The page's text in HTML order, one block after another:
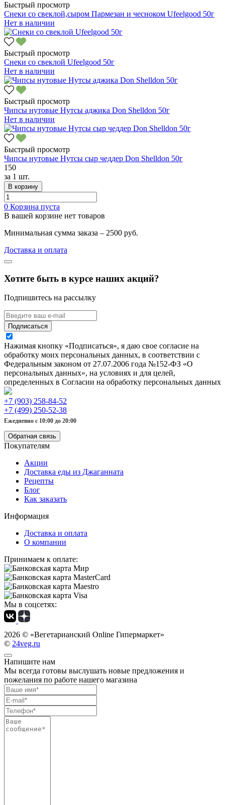
Быстрый просмотр
Снеки со свеклой,сыром Пармезан и чесноком Ufeelgood 50г
Нет в наличии
Быстрый просмотр
Снеки со свеклой Ufeelgood 50г
Нет в наличии
Быстрый просмотр
Чипсы нутовые Нутсы аджика Don Shelldon 50г
Нет в наличии
Быстрый просмотр
Чипсы нутовые Нутсы сыр чеддер Don Shelldon 50г
150
за 1 шт.
В корзину
0 Корзина пуста
В вашей корзине нет товаров
Минимальная сумма заказа – 2500 руб.
Доставка и оплата
Хотите быть в курсе наших акций?
Подпишитесь на рассылку
Подписаться
Нажимая кнопку «Подписаться», я даю свое согласие на
обработку моих персональных данных, в соответствии с
Федеральным законом от 27.07.2006 года №152-ФЗ «О
персональных данных», на условиях и для целей,
определенных в Согласии на обработку персональных данных
+7 (903) 258-84-52
+7 (499) 250-52-38
Ежедневно с 10:00 до 20:00
Обратная связь
Покупателям
Акции
Доставка еды из Джаганната
Рецепты
Блог
Как заказать
Информация
Доставка и оплата
О компании
Принимаем к оплате:
Мы в соцсетях:
2026 © «Вегетарианский Online Гипермаркет»
© 24veg.ru
Напишите нам
Мы всегда готовы выслушать новые предложения и
пожелания по работе нашего магазина